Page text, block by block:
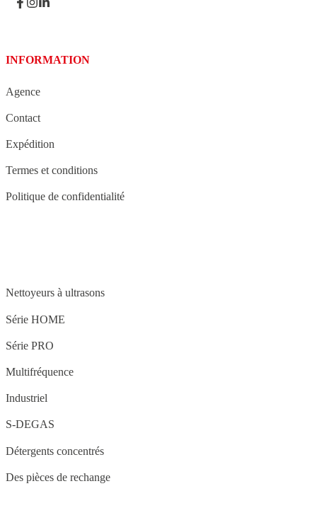
INFORMATION
Agence
Contact
Expédition
Termes et conditions
Politique de confidentialité
Nettoyeurs à ultrasons
Série HOME
Série PRO
Multifréquence
Industriel
S-DEGAS
Détergents concentrés
Des pièces de rechange